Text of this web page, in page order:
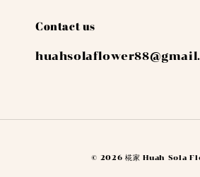
Contact us
© 2026 椛家 Huah Sola